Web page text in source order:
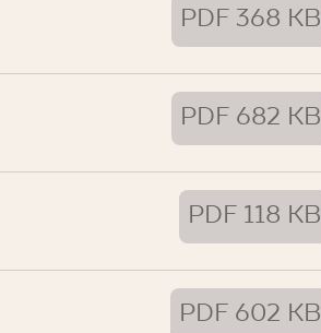
PDF 368 KB
PDF 682 KB
PDF 118 KB
PDF 602 KB